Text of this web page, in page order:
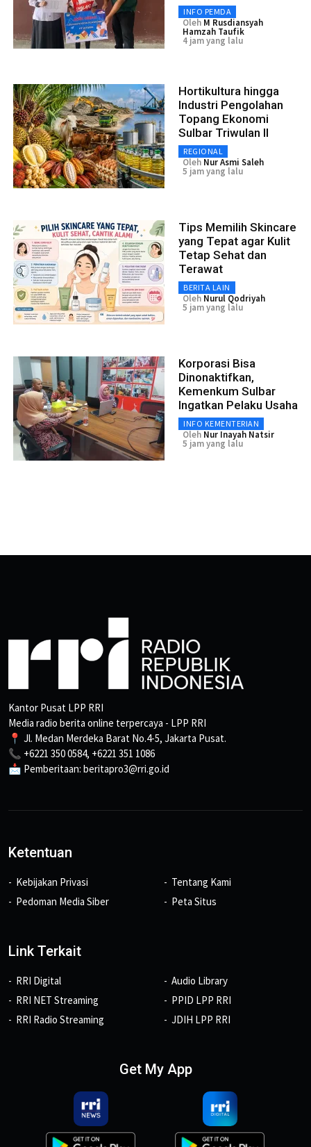
INFO PEMDA
Oleh M Rusdiansyah
Hamzah Taufik
4 jam yang lalu
Hortikultura hingga
Industri Pengolahan
Topang Ekonomi
Sulbar Triwulan II
REGIONAL
Oleh Nur Asmi Saleh
5 jam yang lalu
Tips Memilih Skincare
yang Tepat agar Kulit
Tetap Sehat dan
Terawat
BERITA LAIN
Oleh Nurul Qodriyah
5 jam yang lalu
Korporasi Bisa
Dinonaktifkan,
Kemenkum Sulbar
Ingatkan Pelaku Usaha
INFO KEMENTERIAN
Oleh Nur Inayah Natsir
5 jam yang lalu
Kantor Pusat LPP RRI
Media radio berita online terpercaya - LPP RRI
📍 Jl. Medan Merdeka Barat No.4-5, Jakarta Pusat.
📞 +6221 350 0584, +6221 351 1086
📩 Pemberitaan: beritapro3@rri.go.id
Ketentuan
Kebijakan Privasi
Pedoman Media Siber
Tentang Kami
Peta Situs
Link Terkait
RRI Digital
RRI NET Streaming
RRI Radio Streaming
Audio Library
PPID LPP RRI
JDIH LPP RRI
Get My App